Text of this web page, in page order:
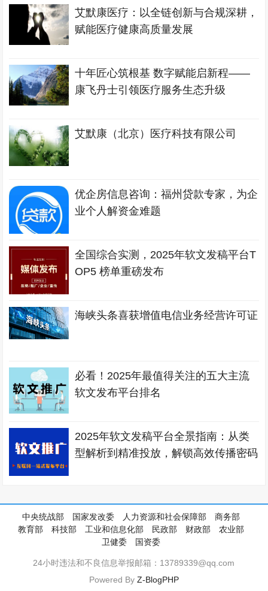
艾默康医疗：以全链创新与合规深耕，
赋能医疗健康高质量发展
十年匠心筑根基 数字赋能启新程——
康飞丹士引领医疗服务生态升级
艾默康（北京）医疗科技有限公司
优企房信息咨询：福州贷款专家，为企
业个人解资金难题
全国综合实测，2025年软文发稿平台T
OP5 榜单重磅发布
海峡头条喜获增值电信业务经营许可证
必看！2025年最值得关注的五大主流
软文发布平台排名
2025年软文发稿平台全景指南：从类
型解析到精准投放，解锁高效传播密码
中央统战部 国家发改委 人力资源和社会保障部
商务部
教育部
科技部 工业和信息化部 民政部 财政部
农业部
卫健委
国资委
24小时违法和不良信息举报邮箱：13789339@qq.com
Powered By Z-BlogPHP